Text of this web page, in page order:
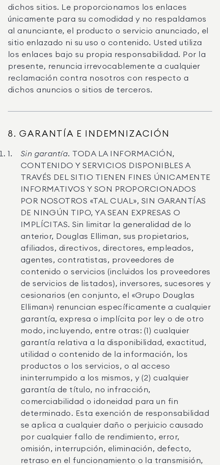
dichos sitios. Le proporcionamos los enlaces
únicamente para su comodidad y no respaldamos
al anunciante, el producto o servicio anunciado, el
sitio enlazado ni su uso o contenido. Usted utiliza
los enlaces bajo su propia responsabilidad. Por la
presente, renuncia irrevocablemente a cualquier
reclamación contra nosotros con respecto a
dichos anuncios o sitios de terceros.
8. GARANTÍA E INDEMNIZACIÓN
Sin garantía. TODA LA INFORMACIÓN,
CONTENIDO Y SERVICIOS DISPONIBLES A
TRAVÉS DEL SITIO TIENEN FINES ÚNICAMENTE
INFORMATIVOS Y SON PROPORCIONADOS
POR NOSOTROS «TAL CUAL», SIN GARANTÍAS
DE NINGÚN TIPO, YA SEAN EXPRESAS O
IMPLÍCITAS. Sin limitar la generalidad de lo
anterior, Douglas Elliman, sus propietarios,
afiliados, directivos, directores, empleados,
agentes, contratistas, proveedores de
contenido o servicios (incluidos los proveedores
de servicios de listados), inversores, sucesores y
cesionarios (en conjunto, el «Grupo Douglas
Elliman») renuncian específicamente a cualquier
garantía, expresa o implícita por ley o de otro
modo, incluyendo, entre otras: (1) cualquier
garantía relativa a la disponibilidad, exactitud,
utilidad o contenido de la información, los
productos o los servicios, o al acceso
ininterrumpido a los mismos, y (2) cualquier
garantía de título, no infracción,
comerciabilidad o idoneidad para un fin
determinado. Esta exención de responsabilidad
se aplica a cualquier daño o perjuicio causado
por cualquier fallo de rendimiento, error,
omisión, interrupción, eliminación, defecto,
retraso en el funcionamiento o la transmisión,